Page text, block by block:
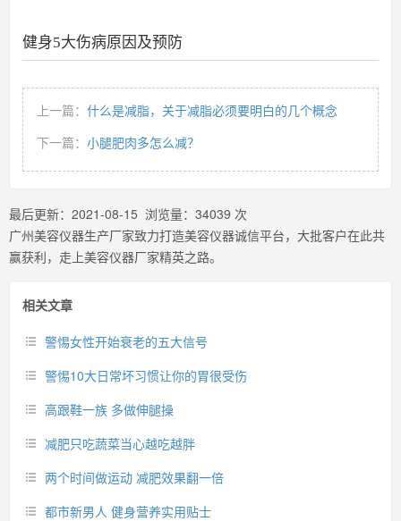
健身5大伤病原因及预防
上一篇： 什么是减脂，关于减脂必须要明白的几个概念
下一篇： 小腿肥肉多怎么减？
最后更新： 2021-08-15 浏览量： 34039 次
广州美容仪器生产厂家致力打造美容仪器诚信平台，大批客户在此共
赢获利，走上美容仪器厂家精英之路。
相关文章
警惕女性开始衰老的五大信号
警惕10大日常坏习惯让你的胃很受伤
高跟鞋一族 多做伸腿操
减肥只吃蔬菜当心越吃越胖
两个时间做运动 减肥效果翻一倍
都市新男人 健身营养实用贴士